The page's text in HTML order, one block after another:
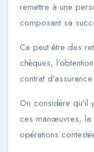
remettre à une
composant sa
Ce peut être des
chèques,
contrat
On considère qu’il
ces manœuvres, la
opérations